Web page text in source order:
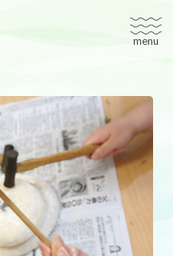
株式会社かいごデザイン